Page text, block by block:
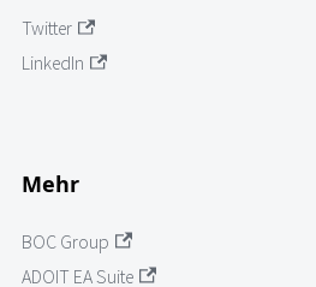
Twitter
LinkedIn
Mehr
BOC Group
ADOIT EA Suite